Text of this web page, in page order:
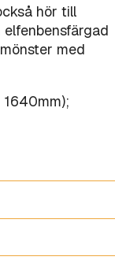
hör till
elfenbensfärgad
med